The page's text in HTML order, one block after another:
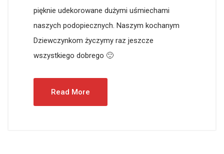
pięknie udekorowane dużymi uśmiechami
naszych podopiecznych. Naszym kochanym
Dziewczynkom życzymy raz jeszcze
wszystkiego dobrego 🙂
Read More